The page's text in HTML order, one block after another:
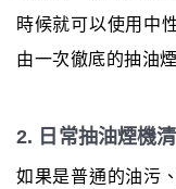
時候就可以使用中
由一次徹底的抽油
2. 日常抽油煙機
如果是普通的油污